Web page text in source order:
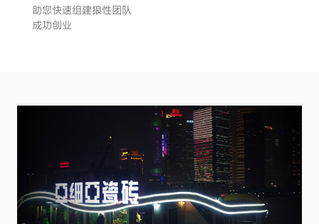
助您快速组建狼性团队
成功创业